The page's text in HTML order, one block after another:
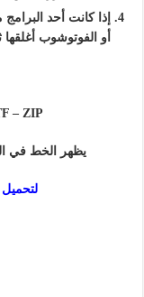
إذا كانت أحد
أو الفوتوشوب
– ZIP
يظهر الخط في